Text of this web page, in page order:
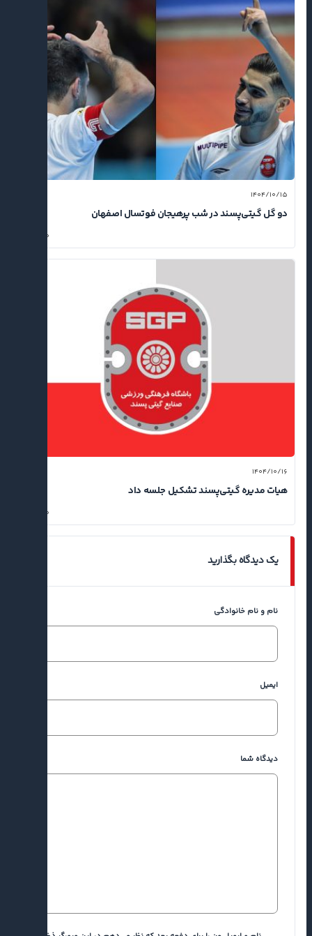
۱۴۰۴/۱۰/۱۵
دو گل گیتی‌پسند در شب پرهیجان فوتسال اصفهان
۰
۱۴۰۴/۱۰/۱۶
هیات مدیره گیتی‌پسند تشکیل جلسه داد
۰
یک دیدگاه بگذارید
نام و نام خانوادگی
ایمیل
دیدگاه شما